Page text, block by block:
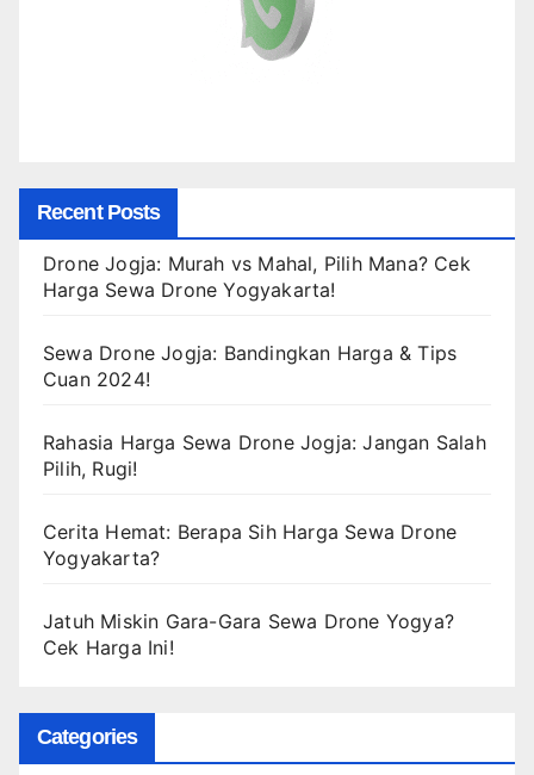
Recent Posts
Drone Jogja: Murah vs Mahal, Pilih Mana? Cek
Harga Sewa Drone Yogyakarta!
Sewa Drone Jogja: Bandingkan Harga & Tips
Cuan 2024!
Rahasia Harga Sewa Drone Jogja: Jangan Salah
Pilih, Rugi!
Cerita Hemat: Berapa Sih Harga Sewa Drone
Yogyakarta?
Jatuh Miskin Gara-Gara Sewa Drone Yogya?
Cek Harga Ini!
Categories